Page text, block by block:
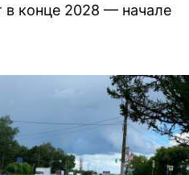
в конце 2028 — начале